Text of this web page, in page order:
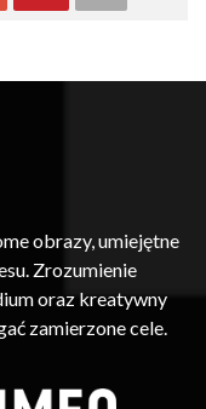
obrazy, umiejętne
Zrozumienie
oraz kreatywny
zamierzone cele.